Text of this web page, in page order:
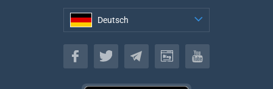
Deutsch
Deutsch